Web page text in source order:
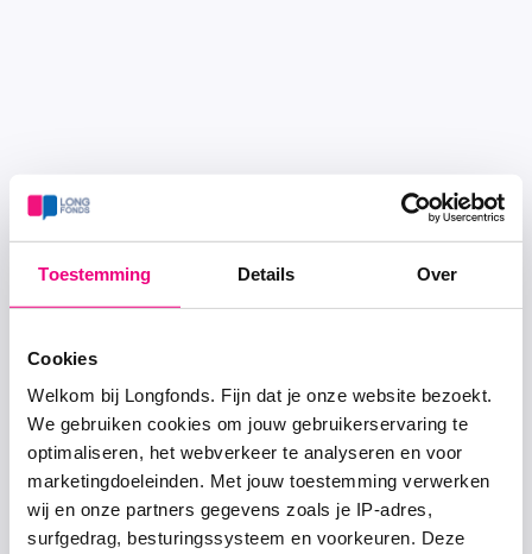
Toestemming Details Over
Cookies
Welkom bij Longfonds. Fijn dat je onze website bezoekt.
We gebruiken cookies om jouw gebruikerservaring te
optimaliseren, het webverkeer te analyseren en voor
marketingdoeleinden. Met jouw toestemming verwerken
wij en onze partners gegevens zoals je IP-adres,
surfgedrag, besturingssysteem en voorkeuren. Deze